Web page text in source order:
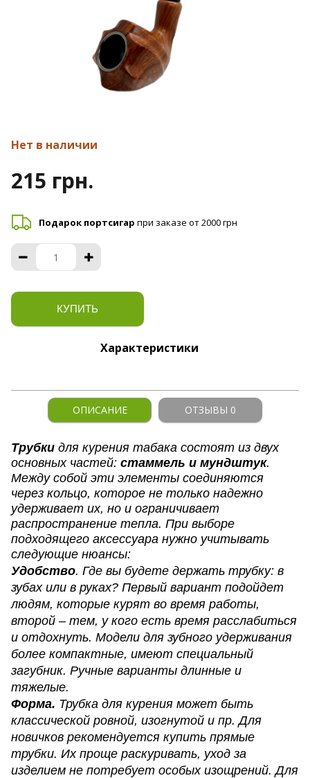
Нет в наличии
215 грн.
Подарок портсигар при заказе от 2000 грн
КУПИТЬ
Характеристики
ОПИСАНИЕ ОТЗЫВЫ 0
Трубки для курения табака состоят из двух
основных частей: стаммель и мундштук.
Между собой эти элементы соединяются
через кольцо, которое не только надежно
удерживает их, но и ограничивает
распространение тепла. При выборе
подходящего аксессуара нужно учитывать
следующие нюансы:
Удобство. Где вы будете держать трубку: в
зубах или в руках? Первый вариант подойдет
людям, которые курят во время работы,
второй – тем, у кого есть время расслабиться
и отдохнуть. Модели для зубного удерживания
более компактные, имеют специальный
загубник. Ручные варианты длинные и
тяжелые.
Форма. Трубка для курения может быть
классической ровной, изогнутой и пр. Для
новичков рекомендуется купить прямые
трубки. Их проще раскуривать, уход за
изделием не потребует особых изощрений. Для